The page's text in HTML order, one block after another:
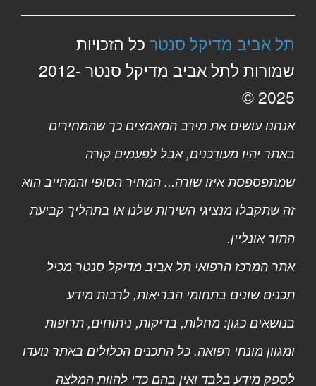
תל אביב מדיקל סנטר כל הזכויות
שמורות לתל אביב מדיקל סנטר 2012-
2025 ©
אנחנו עושים את מירב המאמצים כך שהמחירים
באתר יהיו מעודכנים, אבל לפעמים קורה
שמתפספסת איזו שורה... המחיר הסופי והמחייב הוא
זה שתקבלו מנציגי השירות שלנו או בתהליך קביעת
התור אונליין.
אתר המרכז הרפואי תל אביב מדיקל סנטר מכיל
תכנים שונים בתחומי הבריאות, לרבות מידע
בנושאים כגון: מחלות, בדיקות, ניתוחים, תרופות
ומגוון מונחי רפואה. כל התכנים הכלולים באתר נועדו
לספק מידע בלבד ואין בהם כדי להוות המלצה